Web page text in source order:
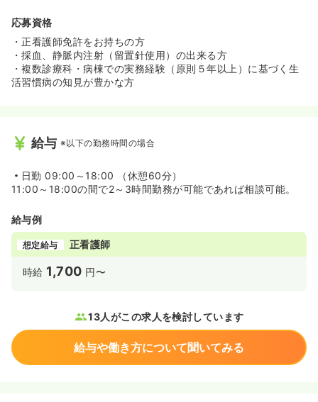
応募資格
・正看護師免許をお持ちの方
・採血、静脈内注射（留置針使用）の出来る方
・複数診療科・病棟での実務経験（原則５年以上）に基づく生
活習慣病の知見が豊かな方
給与 ※以下の勤務時間の場合
日勤 09:00～18:00 （休憩60分）
11:00～18:00の間で2～3時間勤務が可能であれば相談可能。
給与例
想定給与 正看護師
時給 1,700 円〜
13人がこの求人を検討しています
給与や働き方について聞いてみる